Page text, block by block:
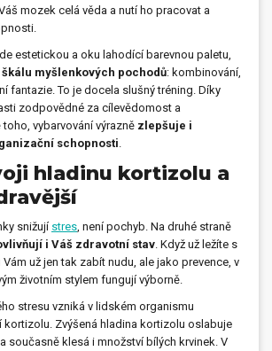
mozek celá věda a nutí ho pracovat a
estetickou a oku lahodící barevnou paletu,
myšlenkových pochodů: kombinování,
fantazie. To je docela slušný tréning. Díky
zodpovědné za cílevědomost a
vybarvování výrazně zlepšuje i
schopnosti
hladinu kortizolu a
snižují stres , není pochyb. Na druhé straně
i Váš zdravotní stav . Když už ležíte s
už jen tak zabít nudu, ale jako prevence, v
životním stylem fungují výborně.
stresu vzniká v lidském organismu
kortizolu. Zvýšená hladina kortizolu oslabuje
současně klesá i množství bílých krvinek. V